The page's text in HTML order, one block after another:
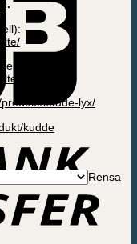
kudde-lyx/
kudde
Rensa